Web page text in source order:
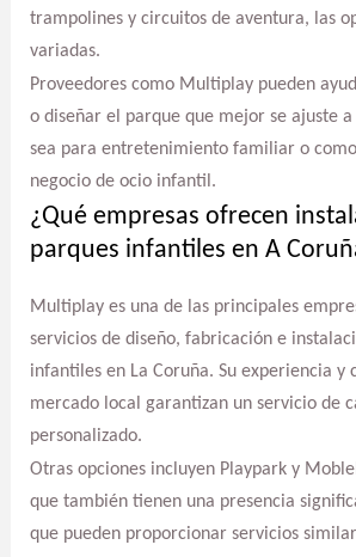
trampolines y circuitos de aventura, las
variadas.
Proveedores como Multiplay pueden
o diseñar el parque que mejor se ajuste
sea para entretenimiento familiar o
negocio de ocio infantil.
¿Qué empresas ofrecen
parques infantiles en A
Multiplay es una de las principales
servicios de diseño, fabricación e
infantiles en La Coruña. Su experiencia y
mercado local garantizan un servicio de
personalizado.
Otras opciones incluyen Playpark y
que también tienen una presencia
que pueden proporcionar servicios